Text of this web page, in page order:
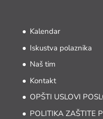
Kalendar
Iskustva polaznika
Naš tim
Kontakt
OPŠTI USLOVI
POLITIKA ZAŠTITE